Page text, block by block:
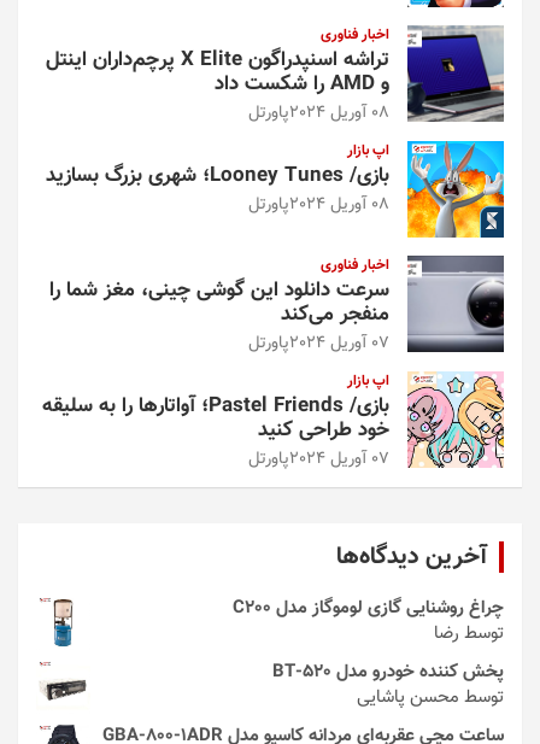
اخبار فناوری
تراشه اسنپدراگون X Elite پرچم‌داران اینتل
و AMD را شکست داد
08 آوریل 2024 پاورتل
اپ بازار
بازی/ Looney Tunes؛ شهری بزرگ بسازید
08 آوریل 2024 پاورتل
اخبار فناوری
سرعت دانلود این گوشی چینی، مغز شما را
منفجر می‌کند
07 آوریل 2024 پاورتل
اپ بازار
بازی/ Pastel Friends؛ آواتارها را به سلیقه
خود طراحی کنید
07 آوریل 2024 پاورتل
آخرین دیدگاه‌ها
چراغ روشنایی گازی لوموگاز مدل C200
توسط رضا
پخش کننده خودرو مدل 520-BT
توسط محسن پاشایی
ساعت مچی عقربه‌ای مردانه کاسیو مدل GBA-800-1ADR